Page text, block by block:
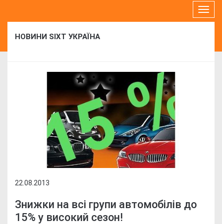
НОВИНИ SIXT УКРАЇНА
22.08.2013
Знижки на всі групи автомобілів до
15% у високий сезон!